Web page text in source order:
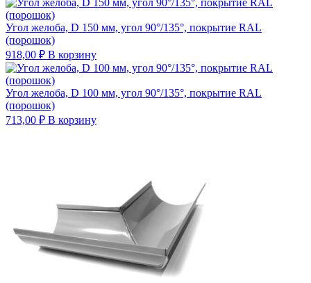
Угол желоба, D 150 мм, угол 90°/135°, покрытие RAL
(порошок)
918,00 ₽ В корзину
Угол желоба, D 100 мм, угол 90°/135°, покрытие RAL
(порошок)
713,00 ₽ В корзину